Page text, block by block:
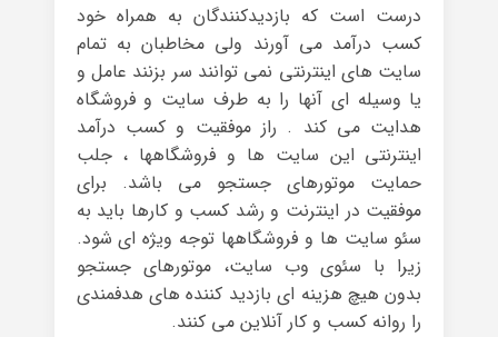
درست است که بازدیدکنندگان به همراه خود
کسب درآمد می آورند ولی مخاطبان به تمام
سایت های اینترنتی نمی توانند سر بزنند عامل و
یا وسیله ای آنها را به طرف سایت و فروشگاه
هدایت می کند . راز موفقیت و کسب درآمد
اینترنتی این سایت ها و فروشگاهها ، جلب
حمایت موتورهای جستجو می باشد. برای
موفقیت در اینترنت و رشد کسب و کارها باید به
سئو سایت ها و فروشگاهها توجه ویژه ای شود.
زیرا با سئوی وب سایت، موتورهای جستجو
بدون هیچ هزینه ای بازدید کننده های هدفمندی
را روانه کسب و کار آنلاین می کنند.